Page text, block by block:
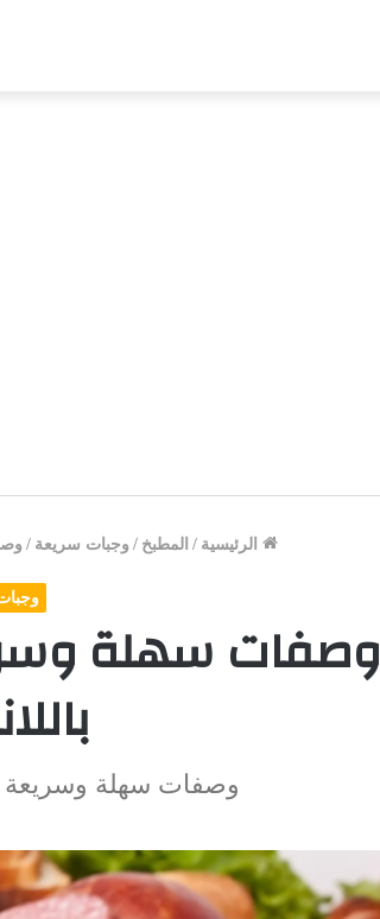
الرئيسية / المطبخ / وجبات سريعة /
وصفات سهلة
وصفات سهلة وسريعة